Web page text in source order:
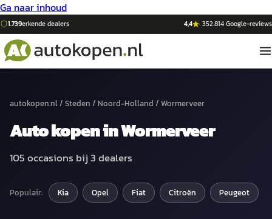
Ga naar inhoud
1.739erkende dealers 4,4 ·352.814Google-reviews
autokopen.nl/ Steden / Noord-Holland / Wormerveer
Autokopen inWormerveer
105occasions bij3dealers
Populair: Kia Opel Fiat Citroën Peugeot